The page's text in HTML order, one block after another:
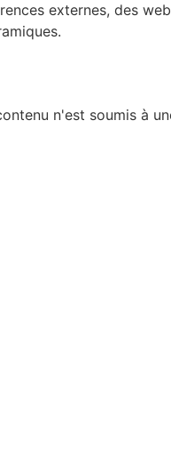
externes, des
n'est soumis à